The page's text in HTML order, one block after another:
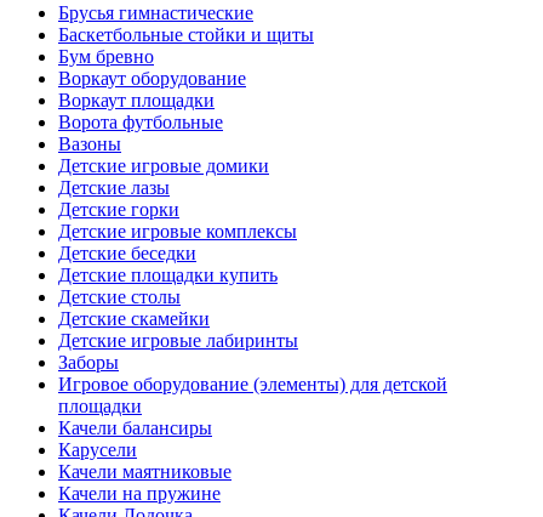
Брусья гимнастические
Баскетбольные стойки и щиты
Бум бревно
Воркаут оборудование
Воркаут площадки
Ворота футбольные
Вазоны
Детские игровые домики
Детские лазы
Детские горки
Детские игровые комплексы
Детские беседки
Детские площадки купить
Детские столы
Детские скамейки
Детские игровые лабиринты
Заборы
Игровое оборудование (элементы) для детской
площадки
Качели балансиры
Карусели
Качели маятниковые
Качели на пружине